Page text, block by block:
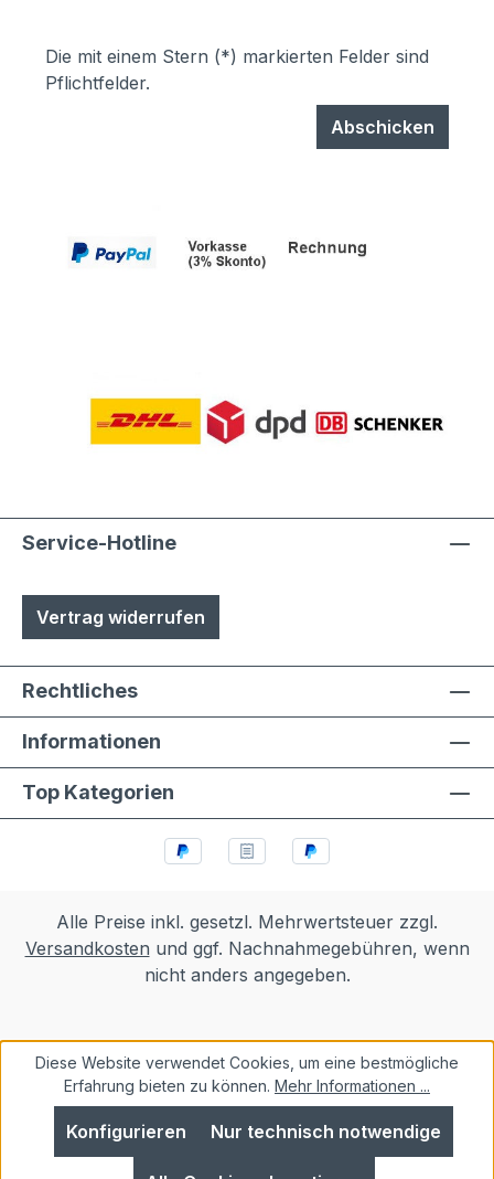
Die mit einem Stern (*) markierten Felder sind
Pflichtfelder.
Abschicken
Service-Hotline
Vertrag widerrufen
Rechtliches
Informationen
Top Kategorien
Alle Preise inkl. gesetzl. Mehrwertsteuer zzgl.
Versandkosten und ggf. Nachnahmegebühren, wenn
nicht anders angegeben.
Diese Website verwendet Cookies, um eine bestmögliche
Erfahrung bieten zu können. Mehr Informationen ...
Nur technisch notwendige
Konfigurieren